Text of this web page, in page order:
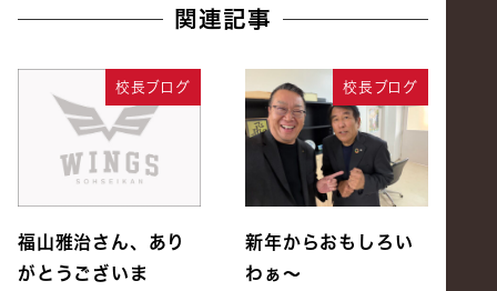
関連記事
校長ブログ
福山雅治さん、あり
がとうございま
校長ブログ
新年からおもしろい
わぁ～